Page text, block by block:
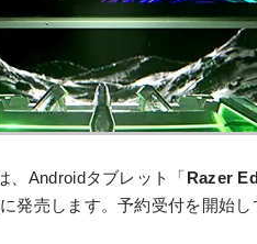
、Androidタブレット「Razer
発売します。予約受付を開始し